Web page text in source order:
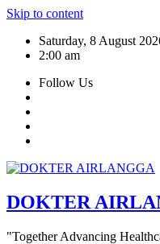
Skip to content
Saturday, 8 August
2:00 am
Follow Us
DOKTER
"Together Advancing